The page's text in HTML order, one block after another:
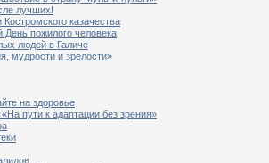
лучших!
казачества
пожилого человека
людей в Галиче
мудрости и зрелости»
на здоровье
пути к адаптации без зрения»